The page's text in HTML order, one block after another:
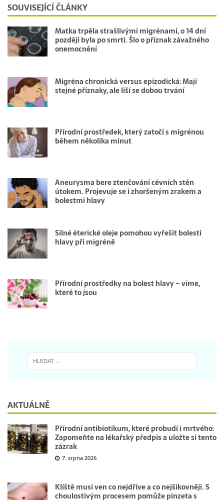
SOUVISEJÍCÍ ČLÁNKY
Matka trpěla strašlivými migrénami, o 14 dní
později byla po smrti. Šlo o příznak závažného
onemocnění
Migréna chronická versus epizodická: Mají
stejné příznaky, ale liší se dobou trvání
Přírodní prostředek, který zatočí s migrénou
během několika minut
Aneurysma bere ztenčování cévních stěn
útokem. Projevuje se i zhoršeným zrakem a
bolestmi hlavy
Silné éterické oleje pomohou vyřešit bolesti
hlavy při migréně
Přírodní prostředky na bolest hlavy – víme,
které to jsou
AKTUÁLNĚ
Přírodní antibiotikum, které probudí i mrtvého:
Zapomeňte na lékařský předpis a uložte si tento
zázrak
7. srpna 2026
Klíště musí ven co nejdříve a co nejšikovněji. S
choulostivým procesem pomůže pinzeta s